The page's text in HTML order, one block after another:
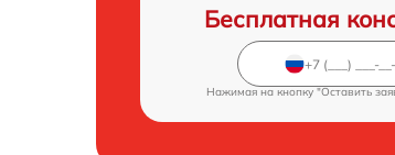
Бесплатная
Нажимая на кнопку "Оставить